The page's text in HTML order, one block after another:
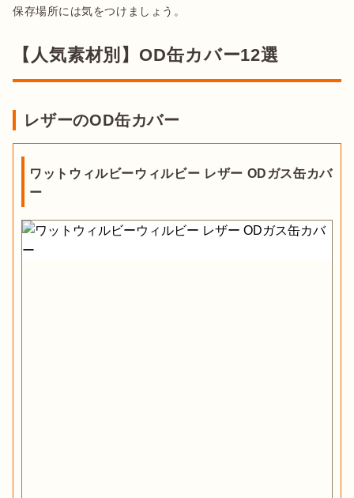
保存場所には気をつけましょう。
【人気素材別】OD缶カバー12選
レザーのOD缶カバー
ワットウィルビーウィルビー レザー ODガス缶カバ
ー